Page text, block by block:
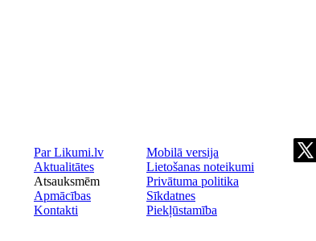
Par Likumi.lv
Aktualitātes
Atsauksmēm
Apmācības
Kontakti
Mobilā versija
Lietošanas noteikumi
Privātuma politika
Sīkdatnes
Piekļūstamība